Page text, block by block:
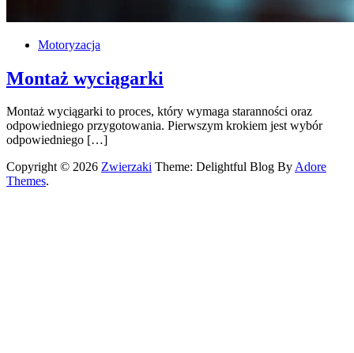
Motoryzacja
Montaż wyciągarki
Montaż wyciągarki to proces, który wymaga staranności oraz
odpowiedniego przygotowania. Pierwszym krokiem jest wybór
odpowiedniego […]
Copyright © 2026 Zwierzaki Theme: Delightful Blog ByAdore
Themes.